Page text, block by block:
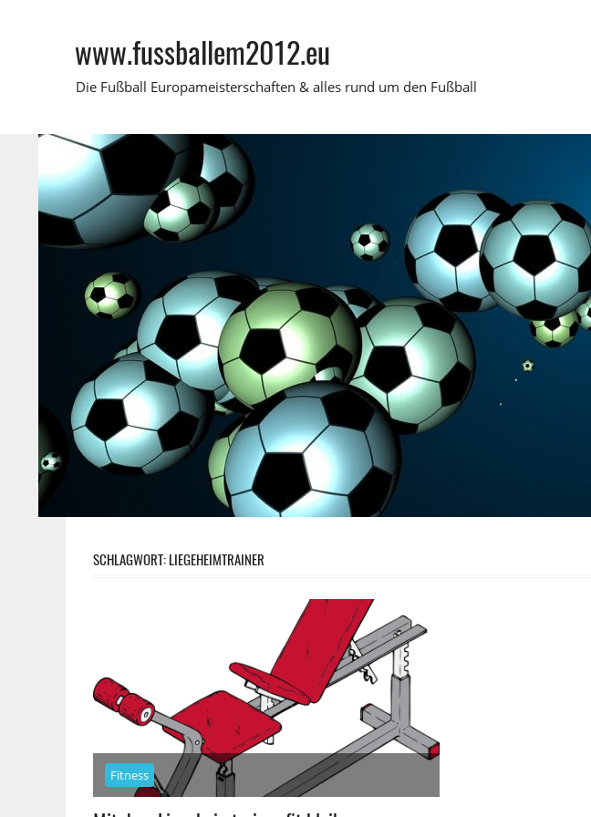
www.fussballem2012.eu
Die Fußball Europameisterschaften & alles rund um den Fußball
SCHLAGWORT:LIEGEHEIMTRAINER
Fitness